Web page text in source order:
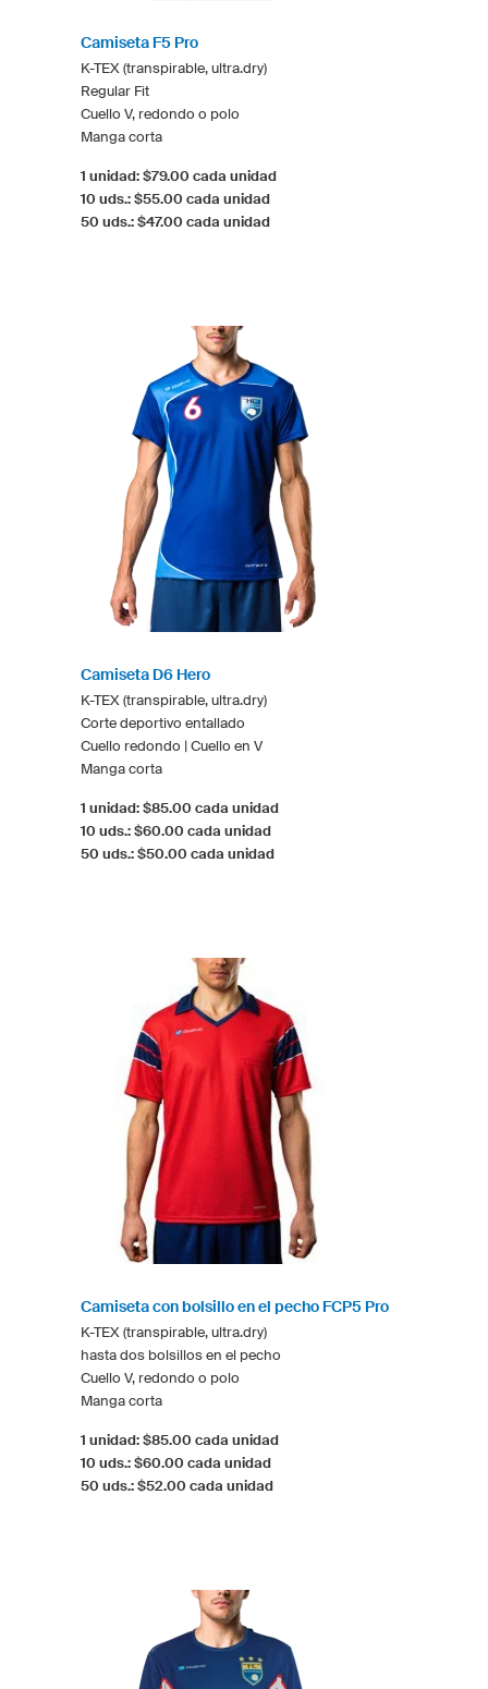
Camiseta F5 Pro
K-TEX (transpirable, ultra.dry)
Regular Fit
Cuello V, redondo o polo
Manga corta
1 unidad: $79.00 cada unidad
10 uds.: $55.00 cada unidad
50 uds.: $47.00 cada unidad
Camiseta D6 Hero
K-TEX (transpirable, ultra.dry)
Corte deportivo entallado
Cuello redondo | Cuello en V
Manga corta
1 unidad: $85.00 cada unidad
10 uds.: $60.00 cada unidad
50 uds.: $50.00 cada unidad
Camiseta con bolsillo en el pecho FCP5 Pro
K-TEX (transpirable, ultra.dry)
hasta dos bolsillos en el pecho
Cuello V, redondo o polo
Manga corta
1 unidad: $85.00 cada unidad
10 uds.: $60.00 cada unidad
50 uds.: $52.00 cada unidad